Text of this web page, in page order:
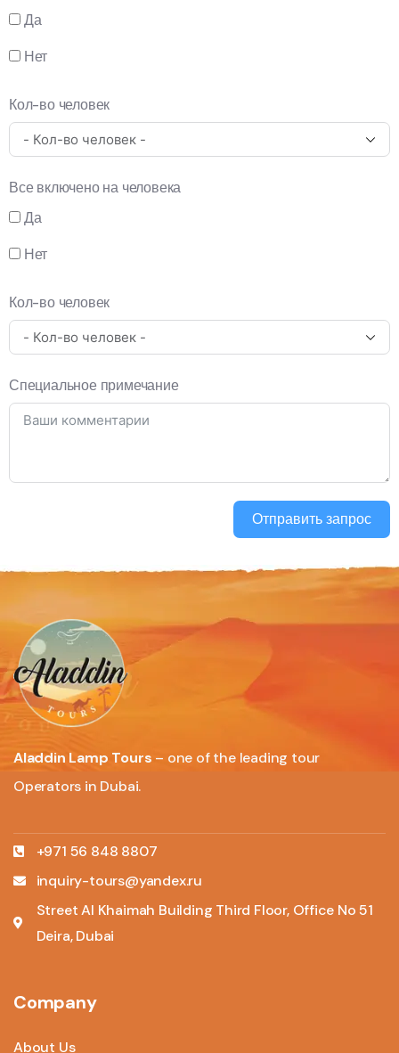
Да
Нет
Кол-во человек
Все включено на человека
Да
Нет
Кол-во человек
Специальное примечание
Отправить запрос
Aladdin Lamp Tours – one of the leading tour
Operators in Dubai.
+971 56 848 8807
inquiry-tours@yandex.ru
Street Al Khaimah Building Third Floor, Office No 51
Deira, Dubai
Company
About Us